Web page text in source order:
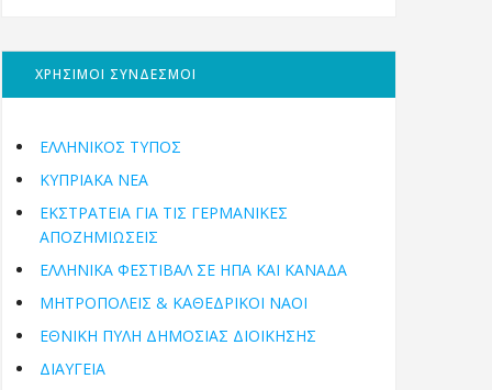
ΧΡΗΣΙΜΟΙ ΣΥΝΔΕΣΜΟΙ
ΕΛΛΗΝΙΚΟΣ ΤΥΠΟΣ
ΚΥΠΡΙΑΚΑ ΝΕΑ
ΕΚΣΤΡΑΤΕΙΑ ΓΙΑ ΤΙΣ ΓΕΡΜΑΝΙΚΕΣ
ΑΠΟΖΗΜΙΩΣΕΙΣ
ΕΛΛΗΝΙΚΆ ΦΕΣΤΙΒΆΛ ΣΕ ΗΠΑ ΚΑΙ ΚΑΝΑΔΑ
ΜΗΤΡΟΠΌΛΕΙΣ & ΚΑΘΕΔΡΙΚΟΊ ΝΑΟΊ
ΕΘΝΙΚΉ ΠΎΛΗ ΔΗΜΌΣΙΑΣ ΔΙΟΊΚΗΣΗΣ
ΔΙΑΥΓΕΙΑ